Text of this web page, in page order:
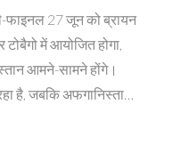
फाइनल 27 जून को ब्रायन
में आयोजित होगा,
आमने-सामने होंगे।
है, जबकि अफगानिस्तान
की संभावना कम है।